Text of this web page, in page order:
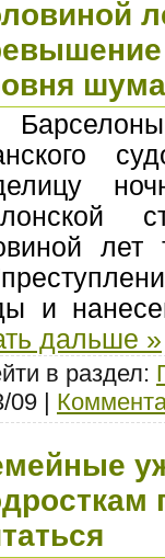
шума
лет
и
дальше »
в раздел:
09 |